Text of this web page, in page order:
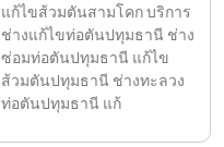
แก้ไขส้วมตันสามโคก บริการ
ช่างแก้ไขท่อตันปทุมธานี ช่าง
ซ่อมท่อตันปทุมธานี แก้ไข
ส้วมตันปทุมธานี ช่างทะลวง
ท่อตันปทุมธานี แก้